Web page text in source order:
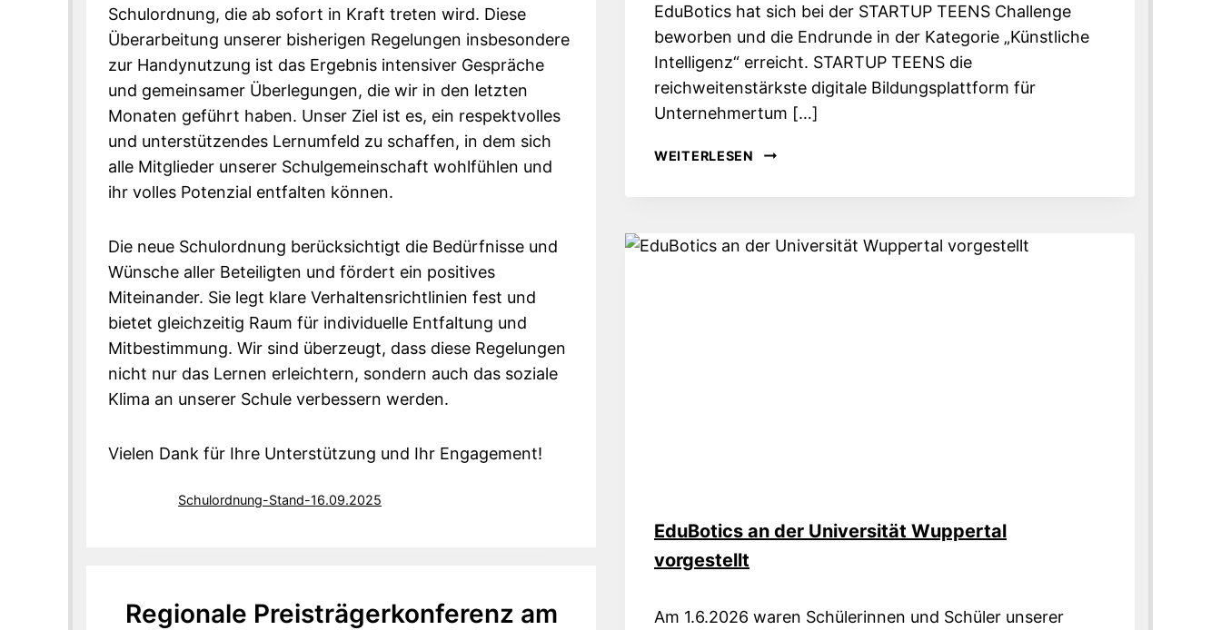
Schulordnung, die ab sofort in Kraft treten wird. Diese
Überarbeitung unserer bisherigen Regelungen insbesondere
zur Handynutzung ist das Ergebnis intensiver Gespräche
und gemeinsamer Überlegungen, die wir in den letzten
Monaten geführt haben. Unser Ziel ist es, ein respektvolles
und unterstützendes Lernumfeld zu schaffen, in dem sich
alle Mitglieder unserer Schulgemeinschaft wohlfühlen und
ihr volles Potenzial entfalten können.
Die neue Schulordnung berücksichtigt die Bedürfnisse und
Wünsche aller Beteiligten und fördert ein positives
Miteinander. Sie legt klare Verhaltensrichtlinien fest und
bietet gleichzeitig Raum für individuelle Entfaltung und
Mitbestimmung. Wir sind überzeugt, dass diese Regelungen
nicht nur das Lernen erleichtern, sondern auch das soziale
Klima an unserer Schule verbessern werden.
Vielen Dank für Ihre Unterstützung und Ihr Engagement!
Schulordnung-Stand-16.09.2025
Regionale Preisträgerkonferenz am
EduBotics hat sich bei der STARTUP TEENS Challenge
beworben und die Endrunde in der Kategorie „Künstliche
Intelligenz“ erreicht. STARTUP TEENS die
reichweitenstärkste digitale Bildungsplattform für
Unternehmertum […]
WEITERLESEN
EDUBOTICS
STARTUP
EduBotics an der Universität Wuppertal
vorgestellt
Am 1.6.2026 waren Schülerinnen und Schüler unserer